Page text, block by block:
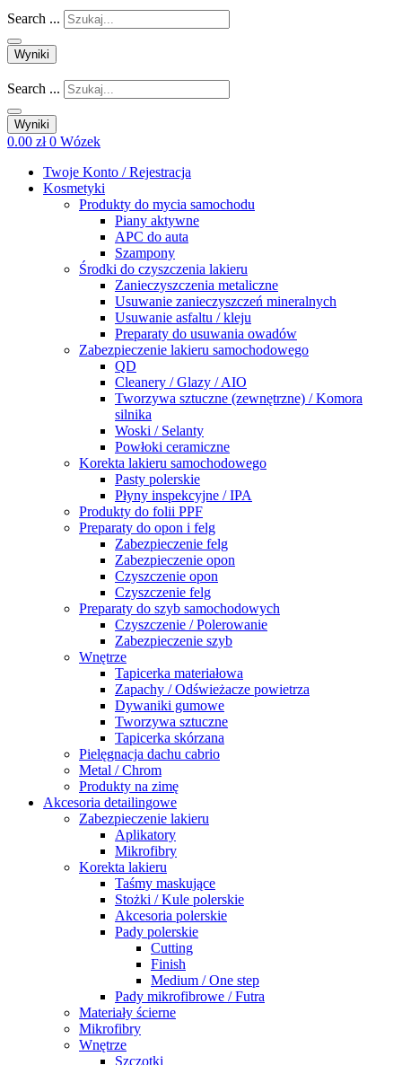
Search ...
Wyniki
Search ...
Wyniki
0.00 zł 0 Wózek
Twoje Konto / Rejestracja
Kosmetyki
Produkty do mycia samochodu
Piany aktywne
APC do auta
Szampony
Środki do czyszczenia lakieru
Zanieczyszczenia metaliczne
Usuwanie zanieczyszczeń mineralnych
Usuwanie asfaltu / kleju
Preparaty do usuwania owadów
Zabezpieczenie lakieru samochodowego
QD
Cleanery / Glazy / AIO
Tworzywa sztuczne (zewnętrzne) / Komora
silnika
Woski / Selanty
Powłoki ceramiczne
Korekta lakieru samochodowego
Pasty polerskie
Płyny inspekcyjne / IPA
Produkty do folii PPF
Preparaty do opon i felg
Zabezpieczenie felg
Zabezpieczenie opon
Czyszczenie opon
Czyszczenie felg
Preparaty do szyb samochodowych
Czyszczenie / Polerowanie
Zabezpieczenie szyb
Wnętrze
Tapicerka materiałowa
Zapachy / Odświeżacze powietrza
Dywaniki gumowe
Tworzywa sztuczne
Tapicerka skórzana
Pielęgnacja dachu cabrio
Metal / Chrom
Produkty na zimę
Akcesoria detailingowe
Zabezpieczenie lakieru
Aplikatory
Mikrofibry
Korekta lakieru
Taśmy maskujące
Stożki / Kule polerskie
Akcesoria polerskie
Pady polerskie
Cutting
Finish
Medium / One step
Pady mikrofibrowe / Futra
Materiały ścierne
Mikrofibry
Wnętrze
Szczotki